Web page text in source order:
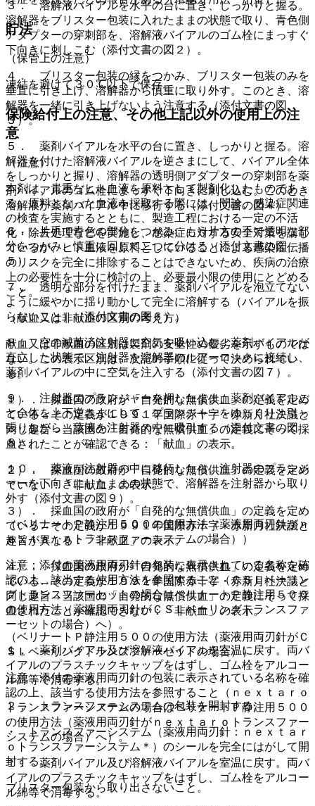
３． 溶解液バイアルを水平の台に置き、しっかりと握る。
溶解器をブリスター包装に入れたままの状態で取り、青色側
アダプターの穿刺部を、溶解液バイアルのゴム栓にまっすぐ
下向きに刺しこむ（添付文書の図２）。
４． ブリスター包装の縁をつかみ、ブリスター包装のみを
垂直に引き上げ、溶解器から慎重に取り外す。このとき、溶
解器を一緒に引き上げないよう注意する（添付文書の図
３）。
５． 薬剤バイアルを水平の台に置き、しっかりと握る。溶
解器を付けた溶解液バイアルを逆さまにして、バイアル全体
をしっかりと握り、溶解器の透明側アダプターの穿刺部を薬
剤バイアルのゴム栓にまっすぐ下向きに刺し込む。このとき
溶解液が薬剤バイアル中に移行する（添付文書の図４）。
６． 片手で青色の部分をつかみ、もう片方の手で透明な部
分をつかみ、慎重に回して二つに分ける（添付文書の図
５）。
７． 透明な部分を付けたまま、薬剤バイアルを泡立てない
ように緩やかに揺り動かして完全に溶解する（バイアルを振
らないこと）（添付文書の図６）。
８． 空の滅菌済注射器に空気を吸い込む。薬剤バイアルが
直立した状態で、注射器を溶解器のルアーロックに接続し、
薬剤バイアルの中に空気を注入する（添付文書の図７）。
９． 注射器のプランジャーを押したまま、薬剤バイアルご
と全体を上下逆さまにして、プランジャーをゆっくりと引っ
張りながら、薬液を注射器の中に吸引する（添付文書の図
８）。
１０． 薬液が注射器の中に移行したら、注射器のプランジ
ャーを下向きにしたままの状態で、溶解器を注射器から取り
外す（添付文書の図９）。
（ベリナートＰ静注用５００の使用方法（薬液用両刃針がｎ
ｅｘｔａｒｏトランスファーシステムの場合））
注意：添付の薬液用両刃針の包装に表示されている名称を確
認の上、該当する使用方法を参照すること（ＣＳＬベーリン
グトランスファーセットの場合はベリナートＰ静注用５００
の使用方法（薬液用両刃針がＣＳＬベーリングトランスファ
ーセットの場合）へ）。
１． 薬剤バイアル及び溶解液バイアルを室温に戻す。両バ
イアルのプラスチックキャップをはずし、ゴム栓をアルコー
ル綿等で消毒する。
２． トランスファーシステムの包装を開封する。
・ トランスファーシステム（薬液用両刃針：ｎｅｘｔａｒ
ｏトランスファーシステム＊）のシールを完全にはがして開
封する。
ブリスター包装から取り出さないこと。
貯法
（保管上の注意）
凍結を避けて３０℃以下で保存。
保険給付上の注意、その他上記以外の使用上の注
意
（注意）
本剤は、貴重なヒト血液を原料として製剤化したものであ
る。原料となった血液を採取する際には、問診、感染症関連
の検査を実施するとともに、製造工程における一定の不活
化・除去処理などを実施し、感染症に対する安全対策を講じ
ているが、ヒト血液を原料としていることによる感染症伝播
のリスクを完全に排除することはできないため、疾病の治療
上の必要性を十分に検討の上、必要最小限の使用にとどめる
こと。
（献血又は非献血の区別の考え方）
献血又は非献血の区別は製剤の安全性の優劣を示すものでは
ない。この表示区別は、次記の手順に従って決められてい
る。
１）． 採血国の政府が「自発的な無償供血」の定義を定め
ている→その定義が１９９１年国際赤十字・赤新月社決議と
同じ趣旨→当該国の「自発的な無償供血」の定義にそって採
血されたことが確認できる：「献血」の表示。
２）． 採血国の政府が「自発的な無償供血」の定義を定め
ていない：「非献血」の表示。
３）． 採血国の政府が「自発的な無償供血」の定義を定め
ている→その定義が１９９１年国際赤十字・赤新月社決議と
趣旨が異なる：「非献血」の表示。
４）． 採血国の政府が「自発的な無償供血」の定義を定め
ている→その定義が１９９１年国際赤十字・赤新月社決議と
同じ趣旨→当該国の「自発的な無償供血」の定義にそって採
血されたことが確認できない：「非献血」の表示。
（ベリナートＰ静注用５００の使用方法（薬液用両刃針がＣ
ＳＬベーリングトランスファーセットの場合））
注意：添付の薬液用両刃針の包装に表示されている名称を確
認の上、該当する使用方法を参照すること（ｎｅｘｔａｒｏ
トランスファーシステムの場合はベリナートＰ静注用５００
の使用方法（薬液用両刃針がｎｅｘｔａｒｏトランスファー
システムの場合）へ）。
１． 薬剤バイアル及び溶解液バイアルを室温に戻す。両バ
イアルのプラスチックキャップをはずし、ゴム栓をアルコー
ル綿等で消毒する。